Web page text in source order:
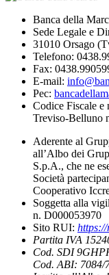
Banca della
Sede Legale e
31010 Orsago
Telefono:
Fax:
E-mail:
Pec:
Codice Fiscale e
Treviso-Belluno
Aderente al
all’Albo dei
S.p.A., che ne
Società
Cooperativo
Soggetta alla
n. D000053970
Sito RUI:
Partita IVA
Cod. SDI
Cod. ABI: 7084/